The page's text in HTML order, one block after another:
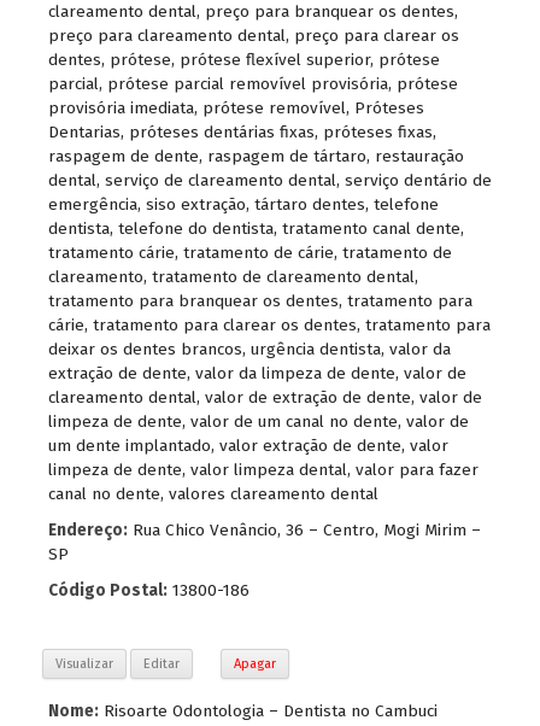
clareamento dental, preço para branquear os dentes,
preço para clareamento dental, preço para clarear os
dentes, prótese, prótese flexível superior, prótese
parcial, prótese parcial removível provisória, prótese
provisória imediata, prótese removível, Próteses
Dentarias, próteses dentárias fixas, próteses fixas,
raspagem de dente, raspagem de tártaro, restauração
dental, serviço de clareamento dental, serviço dentário de
emergência, siso extração, tártaro dentes, telefone
dentista, telefone do dentista, tratamento canal dente,
tratamento cárie, tratamento de cárie, tratamento de
clareamento, tratamento de clareamento dental,
tratamento para branquear os dentes, tratamento para
cárie, tratamento para clarear os dentes, tratamento para
deixar os dentes brancos, urgência dentista, valor da
extração de dente, valor da limpeza de dente, valor de
clareamento dental, valor de extração de dente, valor de
limpeza de dente, valor de um canal no dente, valor de
um dente implantado, valor extração de dente, valor
limpeza de dente, valor limpeza dental, valor para fazer
canal no dente, valores clareamento dental
Endereço: Rua Chico Venâncio, 36 – Centro, Mogi Mirim –
SP
Código Postal: 13800-186
Visualizar Editar Apagar
Nome: Risoarte Odontologia – Dentista no Cambuci